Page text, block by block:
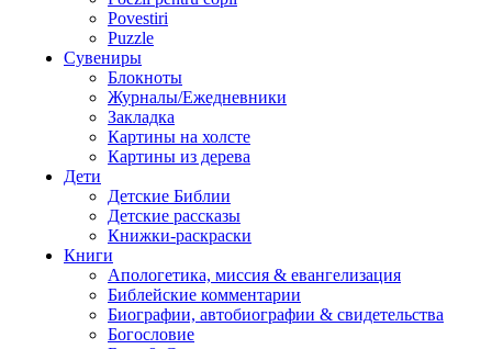
Povestiri
Puzzle
Сувениры
Блокноты
Журналы/Ежедневники
Закладка
Картины на холсте
Картины из дерева
Дети
Детские Библии
Детские рассказы
Книжки-раскраски
Книги
Апологетика, миссия & евангелизация
Библейские комментарии
Биографии, автобиографии & свидетельства
Богословие